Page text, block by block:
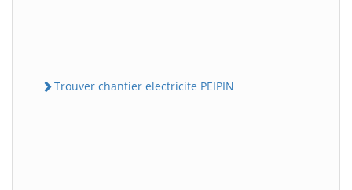
Trouver chantier electricite PEIPIN